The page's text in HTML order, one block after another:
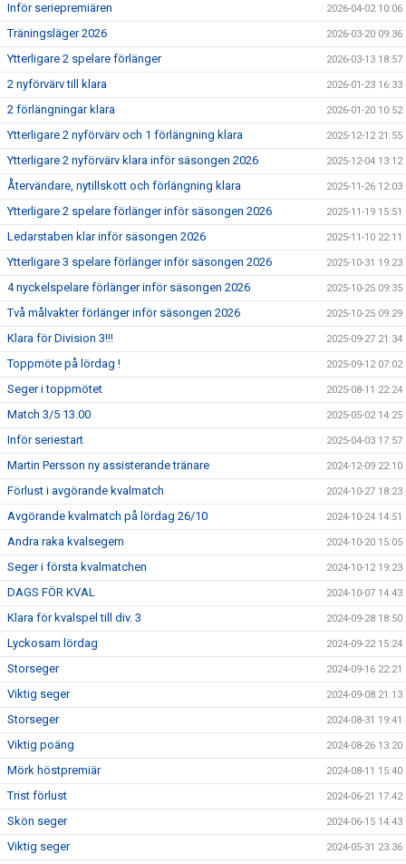
Inför seriepremiären 2026-04-02 10:06
Träningsläger 2026 2026-03-20 09:36
Ytterligare 2 spelare förlänger 2026-03-13 18:57
2 nyförvärv till klara 2026-01-23 16:33
2 förlängningar klara 2026-01-20 10:52
Ytterligare 2 nyförvärv och 1 förlängning klara 2025-12-12 21:55
Ytterligare 2 nyförvärv klara inför säsongen 2026 2025-12-04 13:12
Återvändare, nytillskott och förlängning klara 2025-11-26 12:03
Ytterligare 2 spelare förlänger inför säsongen 2026 2025-11-19 15:51
Ledarstaben klar inför säsongen 2026 2025-11-10 22:11
Ytterligare 3 spelare förlänger inför säsongen 2026 2025-10-31 19:23
4 nyckelspelare förlänger inför säsongen 2026 2025-10-25 09:35
Två målvakter förlänger inför säsongen 2026 2025-10-25 09:29
Klara för Division 3!!! 2025-09-27 21:34
Toppmöte på lördag ! 2025-09-12 07:02
Seger i toppmötet 2025-08-11 22:24
Match 3/5 13.00 2025-05-02 14:25
Inför seriestart 2025-04-03 17:57
Martin Persson ny assisterande tränare 2024-12-09 22:10
Förlust i avgörande kvalmatch 2024-10-27 18:23
Avgörande kvalmatch på lördag 26/10 2024-10-24 14:51
Andra raka kvalsegern 2024-10-20 15:05
Seger i första kvalmatchen 2024-10-12 19:23
DAGS FÖR KVAL 2024-10-07 14:43
Klara för kvalspel till div. 3 2024-09-28 18:50
Lyckosam lördag 2024-09-22 15:24
Storseger 2024-09-16 22:21
Viktig seger 2024-09-08 21:13
Storseger 2024-08-31 19:41
Viktig poäng 2024-08-26 13:20
Mörk höstpremiär 2024-08-11 15:40
Trist förlust 2024-06-21 17:42
Skön seger 2024-06-15 14:43
Viktig seger 2024-05-31 23:36